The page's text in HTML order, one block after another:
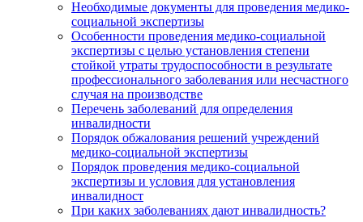
Необходимые документы для проведения медико-
социальной экспертизы
Особенности проведения медико-социальной
экспертизы с целью установления степени
стойкой утраты трудоспособности в результате
профессионального заболевания или несчастного
случая на производстве
Перечень заболеваний для определения
инвалидности
Порядок обжалования решений учреждений
медико-социальной экспертизы
Порядок проведения медико-социальной
экспертизы и условия для установления
инвалидност
При каких заболеваниях дают инвалидность?